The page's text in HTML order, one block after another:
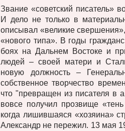
Звание «советский писатель»
И дело не только в
описывал «великие
«нового типа». В годы
боях на Дальнем Востоке и
людей – своей матери и
новую должность –
собственное творчество
что "превращен из писателя в
вовсе получил прозвище
когда лишившаяся «хозяина»
Александр не пережил. 13 мая